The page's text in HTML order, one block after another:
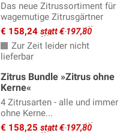
Das neue Zitrussortiment für
wagemutige Zitrusgärtner
€ 158,24 statt € 197,80
Zur Zeit leider nicht
lieferbar
Zitrus Bundle »Zitrus ohne
Kerne«
4 Zitrusarten - alle und immer
ohne Kerne...
€ 158,25 statt € 197,80